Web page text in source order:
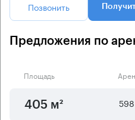
Позвонить
Предложения по
Площадь
405 м²